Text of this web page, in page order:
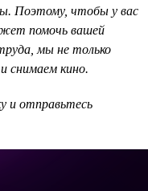
Поэтому, чтобы у вас
помочь вашей
мы не только
снимаем кино.
и отправьтесь